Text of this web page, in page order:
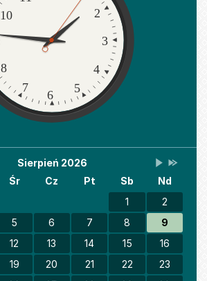
2
3
4
5
6
7
8
10
Lista
wydarzeń
w
Sierpień 2026Brak
w
miesiącu.
Przestaw
na
Wrzesień
2026
na
Sierpień
2027
Śr Cz Pt Sb
Nd
1
2
5 6 7 8
9
12 13 14 15
16
19 20 21 22
23